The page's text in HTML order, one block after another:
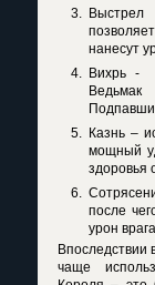
нанесут
Вихрь -
Ведьмак
Казнь –
мощный
здоровья
после
урон
Впоследствии
чаще